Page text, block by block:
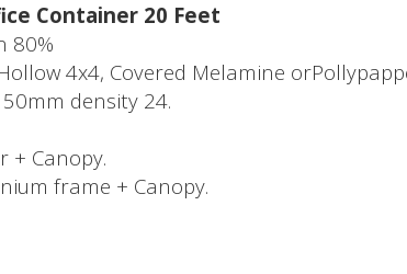
Container 20 Feet
80%
4x4, Covered Melamine
density 24.
+ Canopy.
frame + Canopy.